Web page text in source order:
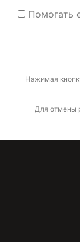
Помогать
Нажимая
Для отмены